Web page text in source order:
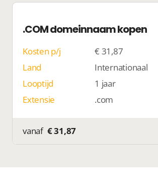
.COM domeinnaam kopen
Kosten p/j
€ 31,87
Land
Internationaal
Looptijd
1 jaar
Extensie
.com
vanaf € 31,87